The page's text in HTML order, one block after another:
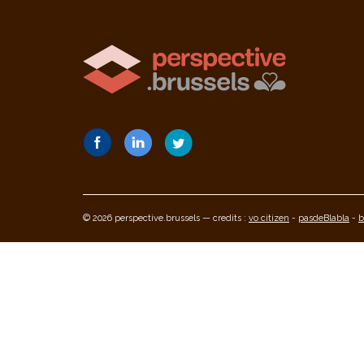
© 2026 perspective.brussels — credits : vo citizen - pasdeBlabla -